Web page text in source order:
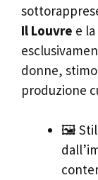
Il Louvre e la
donne,
produzione
🖼️ Stili